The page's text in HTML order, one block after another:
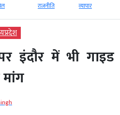
राजनीति व्‍यापार
इंदौर में भी गाइड